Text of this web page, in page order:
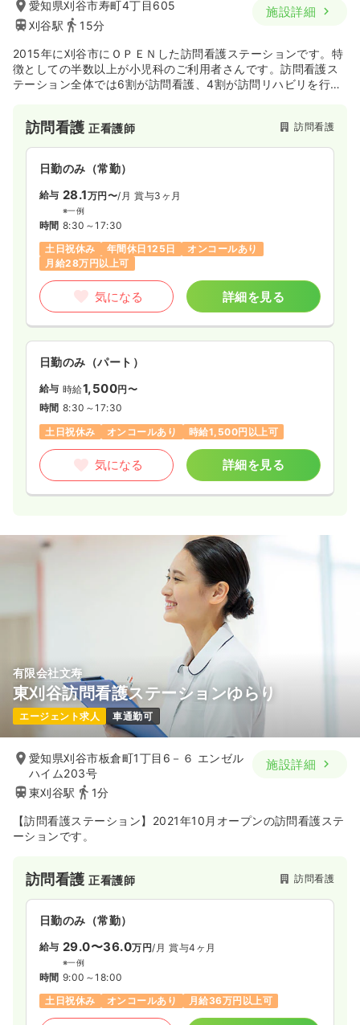
愛知県刈谷市寿町4丁目605
刈谷駅
15分
施設詳細
2015年に刈谷市にＯＰＥＮした訪問看護ステーションです。特
徴としての半数以上が小児科のご利用者さんです。訪問看護ス
テーション全体では6割が訪問看護、4割が訪問リハビリを行な
訪問看護正看護師 訪問看護
日勤のみ（常勤）
給与 28.1万円〜/月 賞与3ヶ月
※一例
時間 8:30～17:30
土日祝休み
年間休日125日
オンコールあり
月給28万円以上可
気になる 詳細を見る
日勤のみ（パート）
給与 時給1,500円〜
時間 8:30～17:30
土日祝休み
オンコールあり 時給1,500円以上可
気になる 詳細を見る
有限会社文寿
東刈谷訪問看護ステーションゆらり
エージェント求人 車通勤可
愛知県刈谷市板倉町1丁目6－６ エンゼル
ハイム203号
東刈谷駅
1分
施設詳細
【訪問看護ステーション】2021年10月オープンの訪問看護ステ
ーションです。
訪問看護正看護師 訪問看護
日勤のみ（常勤）
給与 29.0〜36.0万円/月 賞与4ヶ月
※一例
時間 9:00～18:00
土日祝休み
オンコールあり 月給36万円以上可